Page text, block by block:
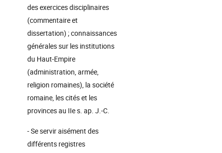
des exercices disciplinaires
(commentaire et
dissertation) ; connaissances
générales sur les institutions
du Haut-Empire
(administration, armée,
religion romaines), la société
romaine, les cités et les
provinces au IIe s. ap. J.-C.
- Se servir aisément des
différents registres